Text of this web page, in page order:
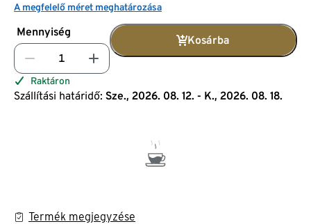
A megfelelő méret meghatározása
Mennyiség
Kosárba
Raktáron
Szállítási határidő: Sze., 2026. 08. 12. - K., 2026. 08. 18.
Termék megjegyzése